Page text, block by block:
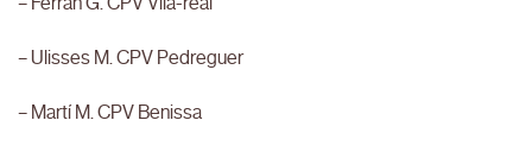
– Ulisses M. CPV Pedreguer
– Martí M. CPV Benissa